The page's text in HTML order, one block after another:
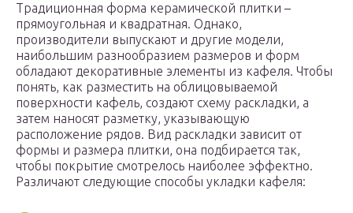
Традиционная форма керамической плитки –
прямоугольная и квадратная. Однако,
производители выпускают и другие модели,
наибольшим разнообразием размеров и форм
обладают декоративные элементы из кафеля. Чтобы
понять, как разместить на облицовываемой
поверхности кафель, создают схему раскладки, а
затем наносят разметку, указывающую
расположение рядов. Вид раскладки зависит от
формы и размера плитки, она подбирается так,
чтобы покрытие смотрелось наиболее эффектно.
Различают следующие способы укладки кафеля: